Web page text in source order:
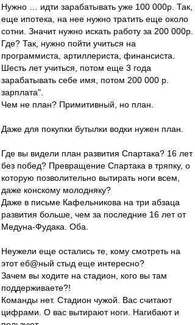
Нужно … идти зарабатывать уже 100 000р. Так,
еще ипотека, на нее нужно тратить еще около
сотни. Значит нужно искать работу за 200 000р.
Где? Так, нужно пойти учиться на
программиста, артиллериста, финансиста.
Шесть лет учиться, потом еще 3 года
зарабатывать себе имя, потом 200 000 р.
зарплата".
Чем не план? Примитивный, но план.
Даже для покупки бутылки водки нужен план.
Где вы видели план развития Спартака? 16 лет
без побед? Превращение Спартака в тряпку, о
которую позволительно вытирать ноги всем,
даже конскому молодняку?
Даже в письме Кафельникова на три абзаца
развития больше, чем за последние 16 лет от
Медуна-Фудака. Оба.
Неужели еще остались те, кому смотреть на
этот еб@ный стыд еще интересно?
Зачем вы ходите на стадион, кого вы там
поддерживаете?!
Команды нет. Стадион чужой. Вас считают
цифрами. О вас вытирают ноги. Нагибают и